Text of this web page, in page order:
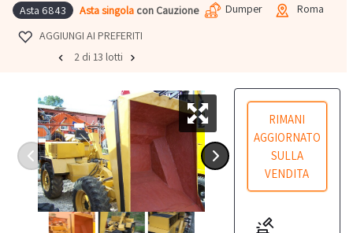
Asta 6843 Asta singola con Cauzione Dumper
Roma
AGGIUNGI AI PREFERITI
2 di 13 lotti
RIMANI
AGGIORNATO
SULLA
VENDITA